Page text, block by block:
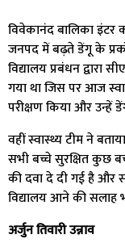
विवेकानंद बालिका
जनपद में बढ़ते डेंगू के
विद्यालय प्रबंधन द्वारा
गया था जिस पर आज
परीक्षण किया और उन्हें
वहीं स्वास्थ्य टीम ने
सभी बच्चे सुरक्षित कुछ
की दवा दे दी गई है और
विद्यालय आने की सलाह
अर्जुन तिवारी उन्नाव